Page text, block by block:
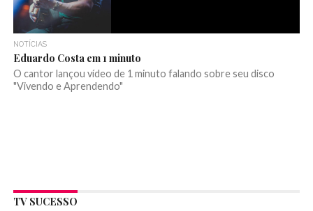
NOTÍCIAS
Eduardo Costa em 1 minuto
O cantor lançou vídeo de 1 minuto falando sobre seu disco
"Vivendo e Aprendendo"
TV SUCESSO